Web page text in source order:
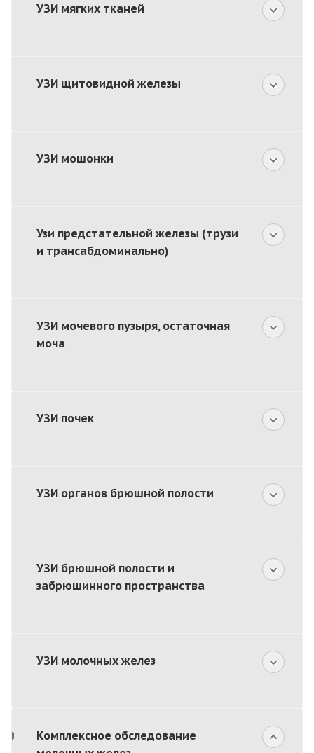
УЗИ мягких тканей
УЗИ щитовидной железы
УЗИ мошонки
Узи предстательной железы (трузи
и трансабдоминально)
УЗИ мочевого пузыря, остаточная
моча
УЗИ почек
УЗИ органов брюшной полости
УЗИ брюшной полости и
забрюшинного пространства
УЗИ молочных желез
Комплексное обследование